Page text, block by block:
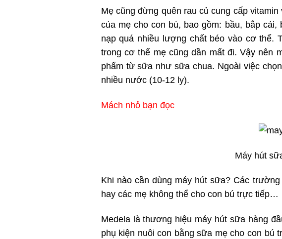
Mẹ cũng đừng quên rau củ cung cấp
của mẹ cho con bú, bao gồm: bầu, bắp
nạp quá nhiều lượng chất béo vào cơ thể.
trong cơ thể mẹ cũng dần mất đi. Vậy nên
phẩm từ sữa như sữa chua. Ngoài việc
nhiều nước (10-12 ly).
Mách nhỏ bạn đọc
Máy hút
Khi nào cần dùng máy hút sữa? Các
hay các mẹ không thể cho con bú trực tiếp…
Medela là thương hiệu máy hút sữa hàng
phụ kiện nuôi con bằng sữa mẹ cho con bú